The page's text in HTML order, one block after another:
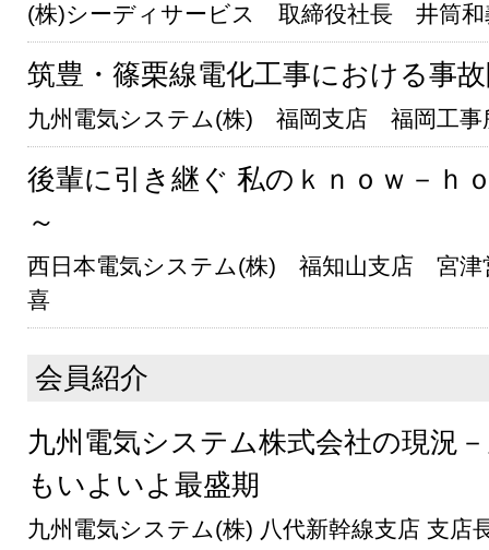
(株)シーディサービス 取締役社長 井筒和
筑豊・篠栗線電化工事における事
九州電気システム(株) 福岡支店 福岡工
後輩に引き継ぐ 私のｋｎｏｗ－
～
西日本電気システム(株) 福知山支店 宮
喜
会員紹介
九州電気システム株式会社の現況
もいよいよ最盛期
九州電気システム(株) 八代新幹線支店 支店